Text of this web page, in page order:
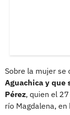
Sobre la mujer se
Aguachica y que
Pérez, quien el
río Magdalena,